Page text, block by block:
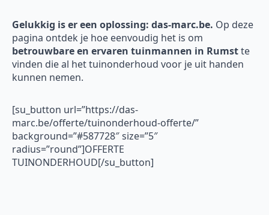
Gelukkig is er een oplossing: das-marc.be. Op deze
pagina ontdek je hoe eenvoudig het is om
betrouwbare en ervaren tuinmannen in Rumstte
vinden die al het tuinonderhoud voor je uit handen
kunnen nemen.
[su_button url=”https://das-
marc.be/offerte/tuinonderhoud-offerte/”
background=”#587728″ size=”5″
radius=”round”]OFFERTE
TUINONDERHOUD[/su_button]